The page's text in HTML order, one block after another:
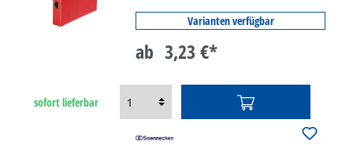
Varianten verfügbar
ab 3,23 €*
sofort lieferbar